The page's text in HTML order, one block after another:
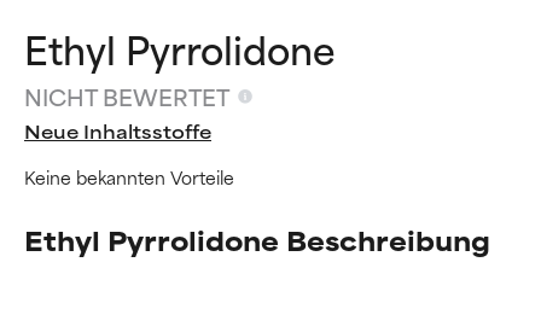
Ethyl Pyrrolidone
NICHT BEWERTET
Neue Inhaltsstoffe
Keine bekannten Vorteile
Ethyl Pyrrolidone Beschreibung